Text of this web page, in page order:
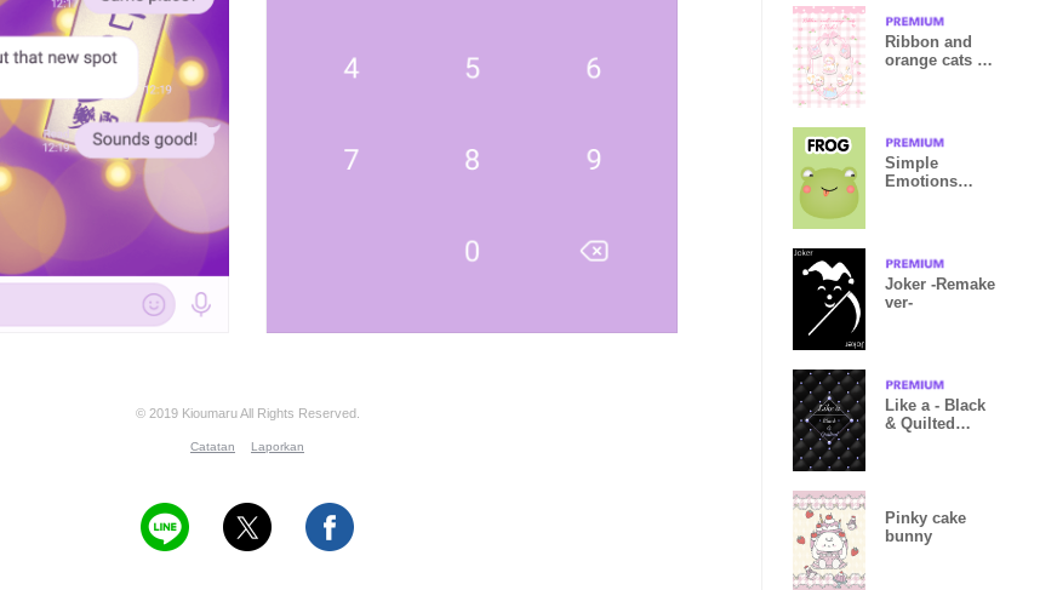
© 2019 Kioumaru All Rights Reserved.
Catatan Laporkan
Ribbon and
orange cats (
Simple
Emotions
Joker -Remake
ver-
Like a - Black
& Quilted
Pinky cake
bunny